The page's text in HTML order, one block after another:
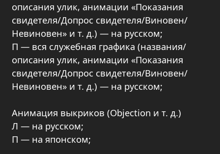
описания улик, анимации «Показания
свидетеля/Допрос свидетеля/Виновен/
Невиновен» и т. д.) — на русском;
П — вся служебная графика (названия/
описания улик, анимации «Показания
свидетеля/Допрос свидетеля/Виновен/
Невиновен» и т. д.) — на русском;
Анимация выкриков (Objection и т. д.)
Л — на русском;
П — на японском;